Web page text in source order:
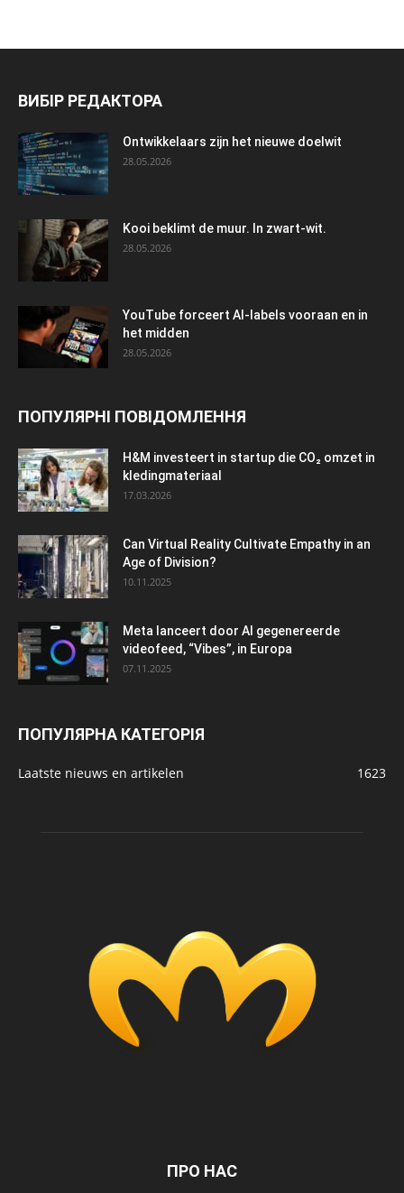
ВИБІР РЕДАКТОРА
Ontwikkelaars zijn het nieuwe doelwit
28.05.2026
Kooi beklimt de muur. In zwart-wit.
28.05.2026
YouTube forceert AI-labels vooraan en in
het midden
28.05.2026
ПОПУЛЯРНІ ПОВІДОМЛЕННЯ
H&M investeert in startup die CO₂ omzet in
kledingmateriaal
17.03.2026
Can Virtual Reality Cultivate Empathy in an
Age of Division?
10.11.2025
Meta lanceert door AI gegenereerde
videofeed, “Vibes”, in Europa
07.11.2025
ПОПУЛЯРНА КАТЕГОРІЯ
Laatste nieuws en artikelen 1623
ПРО НАС